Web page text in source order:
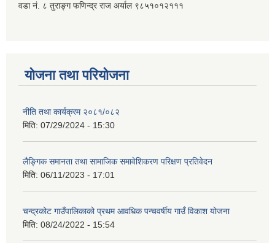
वडा नं. ८ तुराङ्ग फणिन्द्र राज अर्याल ९८५१०१२१११
योजना तथा परियोजना
नीति तथा कार्यक्रम २०८१/०८२
मिति: 07/29/2024 - 15:30
लैङ्गिक समानता तथा सामाजिक समावेशिकरण परिक्षण प्रतिवेदन
मिति: 06/11/2023 - 17:01
चन्द्रकोट गाउँपालिकाको प्रथम आवधिक पन्चवर्षीय गाउँ विकाश योजना
मिति: 08/24/2022 - 15:54